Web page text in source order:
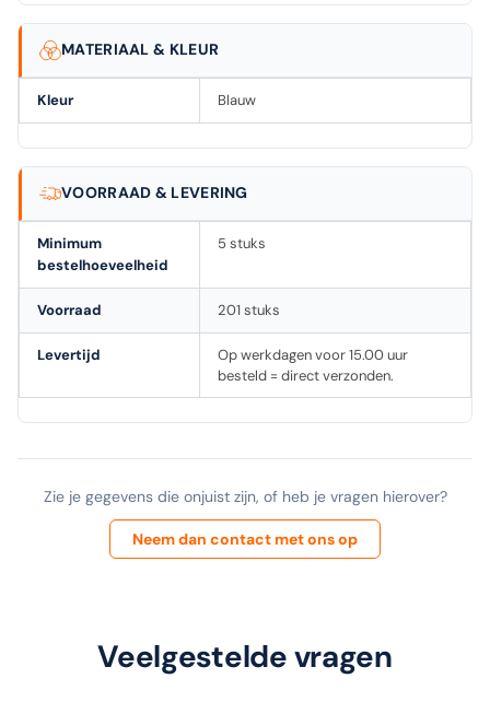
MATERIAAL & KLEUR
Kleur Blauw
VOORRAAD & LEVERING
Minimum
bestelhoeveelheid
5 stuks
Voorraad 201 stuks
Levertijd
Op werkdagen voor 15.00 uur
besteld = direct verzonden.
Zie je gegevens die onjuist zijn, of heb je vragen hierover?
Neem dan contact met ons op
Veelgestelde vragen